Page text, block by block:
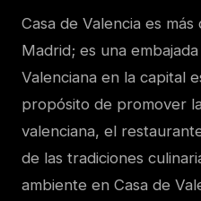
Casa de Valencia es
Madrid; es una
Valenciana en la capital
propósito de promover
valenciana, el
de las tradiciones
ambiente en Casa de